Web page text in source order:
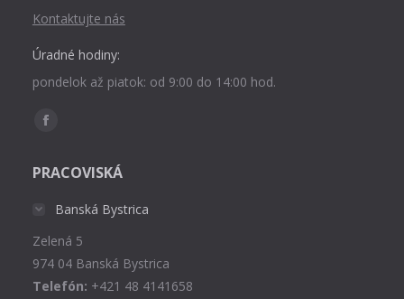
Kontaktujte nás
Úradné hodiny:
pondelok až piatok: od 9:00 do 14:00 hod.
Find us on:
Facebook
opens
window
PRACOVISKÁ
Banská Bystrica
Zelená 5
974 04 Banská Bystrica
Telefón: +421 48 4141658